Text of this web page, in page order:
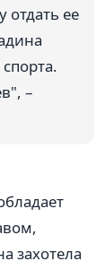
отдать ее
–
захотела